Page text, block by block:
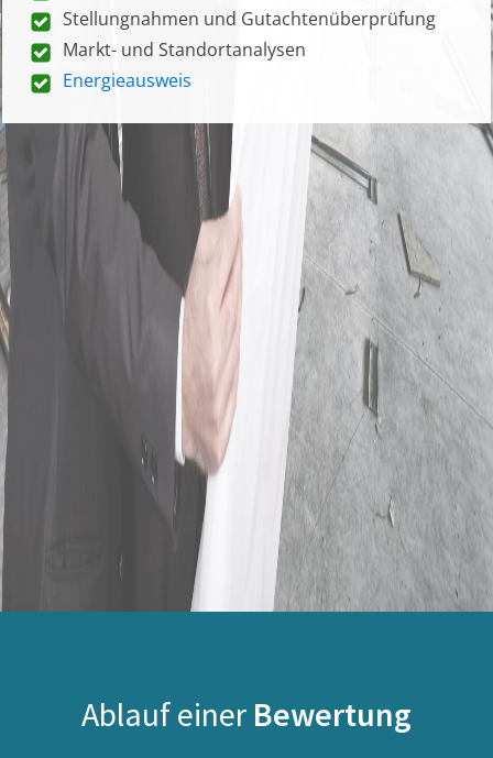
Stellungnahmen und Gutachtenüberprüfung
Markt- und Standortanalysen
Energieausweis
Ablauf einer Bewertung